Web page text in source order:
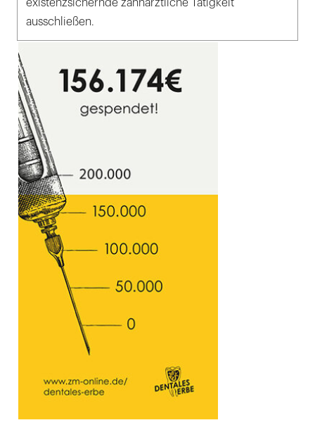
existenzsichernde zahnärztliche Tätigkeit
ausschließen.